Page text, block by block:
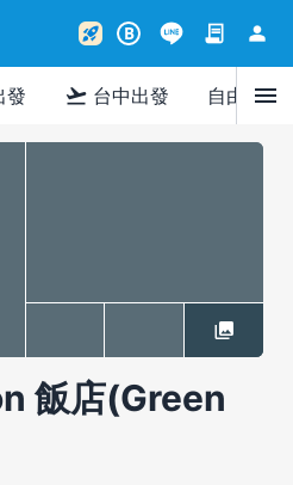
rocket_launch B contract person
發 flight_takeoff 台中出發 自由行menu
飯店(Green